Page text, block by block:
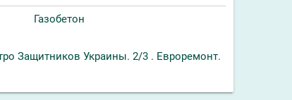
Газобетон
Защитников Украины. 2/3 . Евроремонт.